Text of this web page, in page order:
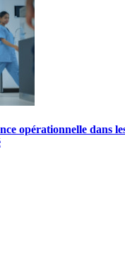
opérationnelle dans